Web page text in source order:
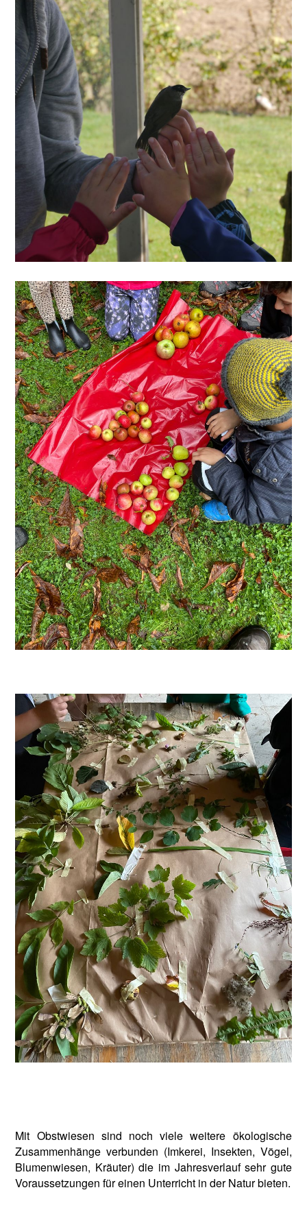
Mit Obstwiesen sind noch viele weitere ökologische
Zusammenhänge verbunden (Imkerei, Insekten, Vögel,
Blumenwiesen, Kräuter) die im Jahresverlauf sehr gute
Voraussetzungen für einen Unterricht in der Natur bieten.